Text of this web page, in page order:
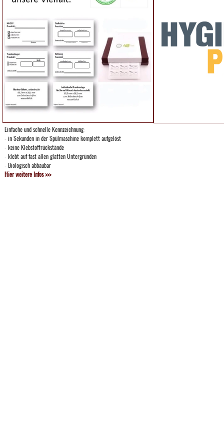
Einfache und schnelle Kennzeichnung:
- in Sekunden in der Spülmaschine komplett aufgelöst
- keine Klebstoffrückstände
- klebt auf fast allen glatten Untergründen
- Biologisch abbaubar
Hier weitere Infos >>>